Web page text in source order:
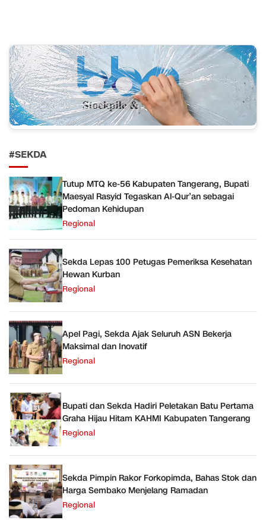
#SEKDA
Tutup MTQ ke-56 Kabupaten Tangerang, Bupati
Maesyal Rasyid Tegaskan Al-Qur’an sebagai
Pedoman Kehidupan
Regional
Sekda Lepas 100 Petugas Pemeriksa Kesehatan
Hewan Kurban
Regional
Apel Pagi, Sekda Ajak Seluruh ASN Bekerja
Maksimal dan Inovatif
Regional
Bupati dan Sekda Hadiri Peletakan Batu Pertama
Graha Hijau Hitam KAHMI Kabupaten Tangerang
Regional
Sekda Pimpin Rakor Forkopimda, Bahas Stok dan
Harga Sembako Menjelang Ramadan
Regional